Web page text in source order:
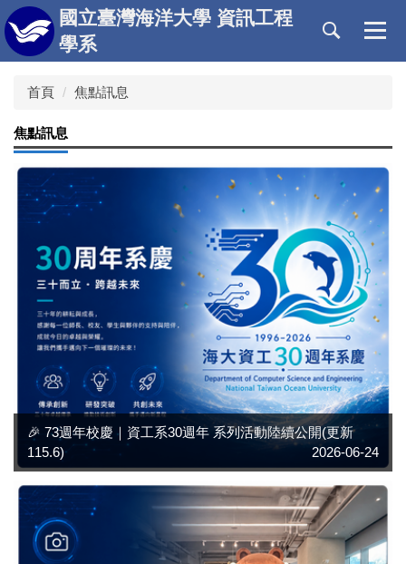
跳
到
主
區
國立臺灣海洋大學 資訊工程
學系
首頁 焦點訊息
焦點訊息
🎉 73週年校慶｜資工系30週年 系列活動陸續公開(更新
115.6)
2026-06-24